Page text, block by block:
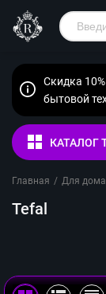
Скидка
бытовой
КАТАЛОГ
Главная / Для дома
Tefal